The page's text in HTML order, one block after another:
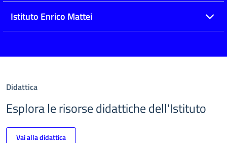
Istituto Enrico Mattei
Didattica
Esplora le risorse didattiche dell'Istituto
Vai alla didattica